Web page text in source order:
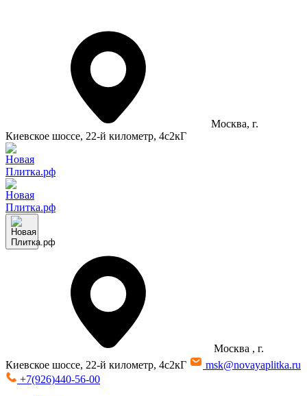
Москва, г.
Киевское шоссе, 22-й километр, 4с2кГ
Москва , г.
Киевское шоссе, 22-й километр, 4с2кГ
msk@novayaplitka.ru
+7(926)440-56-00